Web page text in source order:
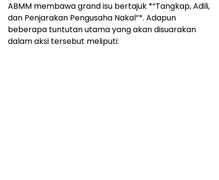
ABMM membawa grand isu bertajuk *“Tangkap, Adili,
dan Penjarakan Pengusaha Nakal”*. Adapun
beberapa tuntutan utama yang akan disuarakan
dalam aksi tersebut meliputi: